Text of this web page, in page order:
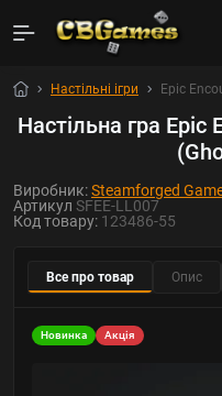
Настільні ігри Epic
Настільна гра Epic
Виробник:Steamforged
Артикул SFEE-LL007
Код товару: 123486-55
Все про товар Опис
Новинка Акція